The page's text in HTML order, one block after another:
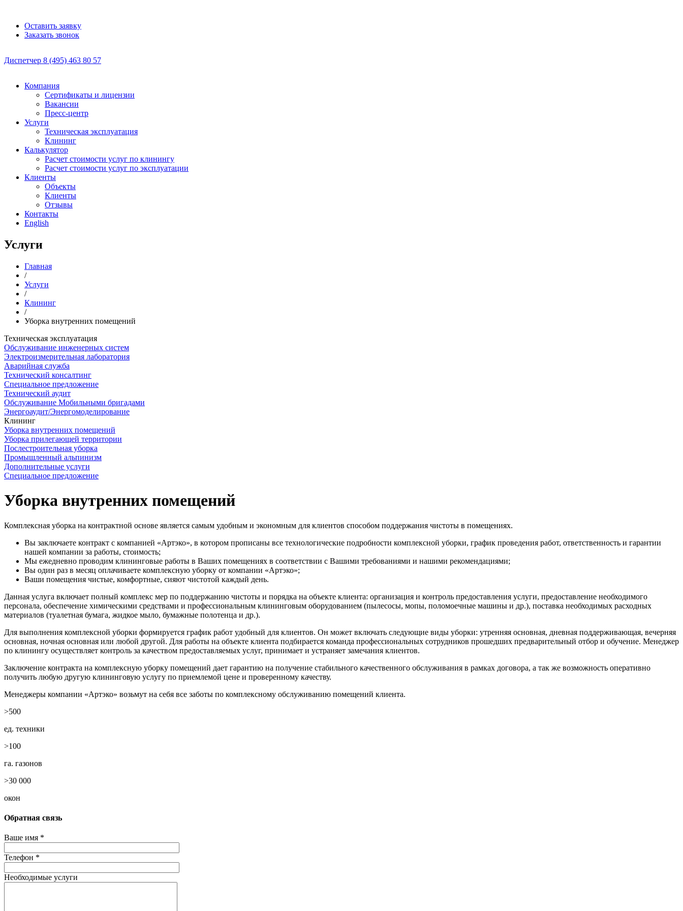
Оставить заявку
Заказать звонок
Диспетчер 8 (495) 463 80 57
Компания
Сертификаты и лицензии
Вакансии
Пресс-центр
Услуги
Техническая эксплуатация
Клининг
Калькулятор
Расчет стоимости услуг по клинингу
Расчет стоимости услуг по эксплуатации
Клиенты
Объекты
Клиенты
Отзывы
Контакты
English
Услуги
Главная
/
Услуги
/
Клининг
/
Уборка внутренних помещений
Техническая эксплуатация
Обслуживание инженерных систем
Электроизмерительная лаборатория
Аварийная служба
Технический консалтинг
Специальное предложение
Технический аудит
Обслуживание Мобильными бригадами
Энергоаудит/Энергомоделирование
Клининг
Уборка внутренних помещений
Уборка прилегающей территории
Послестроительная уборка
Промышленный альпинизм
Дополнительные услуги
Специальное предложение
Уборка внутренних помещений
Комплексная уборка на контрактной основе является самым удобным и экономным для клиентов способом поддержания чистоты в помещениях.
Вы заключаете контракт с компанией «Артэко», в котором прописаны все технологические подробности комплексной уборки, график проведения работ, ответственность и гарантии
нашей компании за работы, стоимость;
Мы ежедневно проводим клининговые работы в Ваших помещениях в соответствии с Вашими требованиями и нашими рекомендациями;
Вы один раз в месяц оплачиваете комплексную уборку от компании «Артэко»;
Ваши помещения чистые, комфортные, сияют чистотой каждый день.
Данная услуга включает полный комплекс мер по поддержанию чистоты и порядка на объекте клиента: организация и контроль предоставления услуги, предоставление необходимого
персонала, обеспечение химическими средствами и профессиональным клининговым оборудованием (пылесосы, мопы, поломоечные машины и др.), поставка необходимых расходных
материалов (туалетная бумага, жидкое мыло, бумажные полотенца и др.).
Для выполнения комплексной уборки формируется график работ удобный для клиентов. Он может включать следующие виды уборки: утренняя основная, дневная поддерживающая, вечерняя
основная, ночная основная или любой другой. Для работы на объекте клиента подбирается команда профессиональных сотрудников прошедших предварительный отбор и обучение. Менеджер
по клинингу осуществляет контроль за качеством предоставляемых услуг, принимает и устраняет замечания клиентов.
Заключение контракта на комплексную уборку помещений дает гарантию на получение стабильного качественного обслуживания в рамках договора, а так же возможность оперативно
получить любую другую клининговую услугу по приемлемой цене и проверенному качеству.
Менеджеры компании «Артэко» возьмут на себя все заботы по комплексному обслуживанию помещений клиента.
>500
ед. техники
>100
га. газонов
>30 000
окон
Обратная связь
Ваше имя *
Телефон *
Необходимые услуги